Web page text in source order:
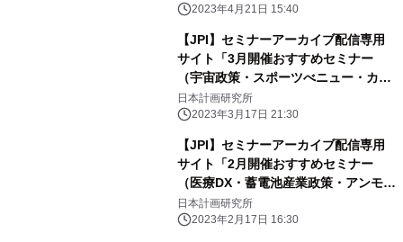
展望、日本の宇宙ビジネス展望）」の
2023年4月21日 15:40
【JPI】セミナーアーカイブ配信専用
サイト「3月開催おすすめセミナー
（宇宙政策・スポーツべニュー・カー
ボンニュートラル戦略）」のご案内
日本計画研究所
2023年3月17日 21:30
【JPI】セミナーアーカイブ配信専用
サイト「2月開催おすすめセミナー
（医療DX・蓄電池産業政策・アンモニ
ア利用）」のご案内
日本計画研究所
2023年2月17日 16:30